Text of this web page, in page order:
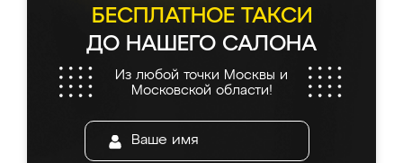
БЕСПЛАТНОЕ ТАКСИ
ДО НАШЕГО САЛОНА
Из любой точки Москвы и
Московской области!